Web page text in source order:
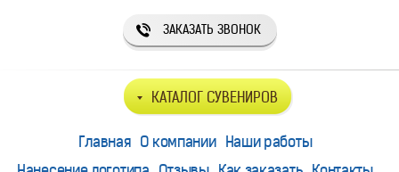
ЗАКАЗАТЬ ЗВОНОК
КАТАЛОГ СУВЕНИРОВ
Главная О компании Наши работы